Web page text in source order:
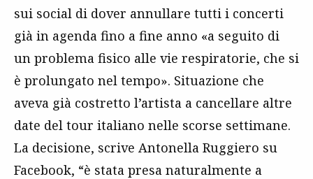
sui social di dover annullare tutti i concerti
già in agenda fino a fine anno «a seguito di
un problema fisico alle vie respiratorie, che si
è prolungato nel tempo». Situazione che
aveva già costretto l’artista a cancellare altre
date del tour italiano nelle scorse settimane.
La decisione, scrive Antonella Ruggiero su
Facebook, “è stata presa naturalmente a